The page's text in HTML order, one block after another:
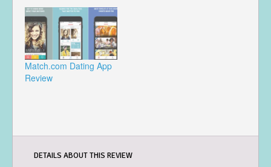
Match.com Dating App
Review
DETAILS ABOUT THIS REVIEW